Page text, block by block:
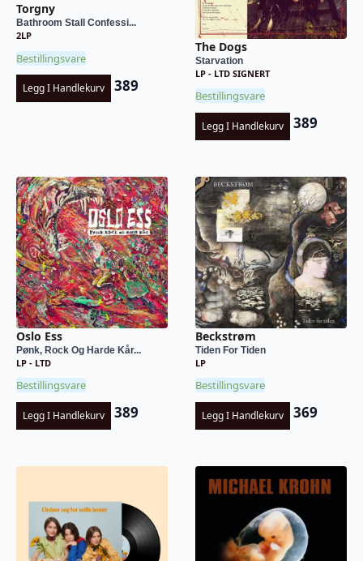
Torgny
Bathroom Stall Confessi...
2LP
Bestillingsvare
Legg I Handlekurv 389
The Dogs
Starvation
LP - LTD SIGNERT
Bestillingsvare
Legg I Handlekurv 389
Oslo Ess
Pønk, Rock Og Harde Kår...
LP - LTD
Bestillingsvare
Legg I Handlekurv 389
Beckstrøm
Tiden For Tiden
LP
Bestillingsvare
Legg I Handlekurv 369